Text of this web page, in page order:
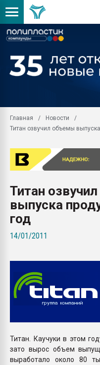
Главная
Новости
Титан озвучил объемы
Титан
выпуска
год
14/01/2011
Титан. Каучуки в этом
зато вырос объем
выработало около 80